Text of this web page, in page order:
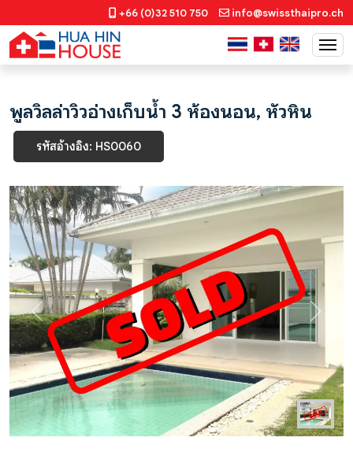
+66 (0)32 510 750 info@swissthaipro.ch
พูลวิลล่าวิวอ่างเก็บน้ำ 3 ห้องนอน, หัวหิน
รหัสอ้างอิง: HS0060
Previous Next